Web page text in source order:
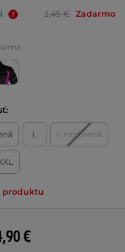
3,45 € Zadarmo
L L rozšírená
produktu
€